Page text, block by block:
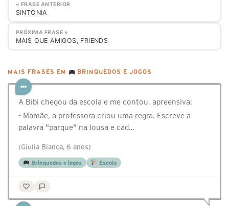
« FRASE ANTERIOR
SINTONIA
PRÓXIMA FRASE »
MAIS QUE AMIGOS, FRIENDS
MAIS FRASES EM BRINQUEDOS E JOGOS
A Bibi chegou da escola e me contou, apreensiva:
- Mamãe, a professora criou uma regra. Escreve a
palavra "parque" na lousa e cad…
(Giulia Bianca, 6 anos)
Brinquedos e jogos Escola